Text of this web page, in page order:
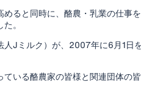
ると同時に、酪農・乳業の仕事
。
Jミルク）が、2007年に6月1日
いる酪農家の皆様と関連団体の